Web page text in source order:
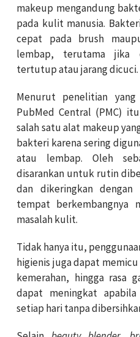
makeup mengandung
pada kulit manusia.
cepat pada brush
lembap, terutama jika
tertutup atau jarang dicuci.
Menurut penelitian
PubMed Central (PMC)
salah satu alat makeup
bakteri karena sering
atau lembap. Oleh
disarankan untuk rutin
dan dikeringkan
tempat berkembangnya
masalah kulit.
Tidak hanya itu,
higienis juga dapat
kemerahan, hingga rasa
dapat meningkat
setiap hari tanpa